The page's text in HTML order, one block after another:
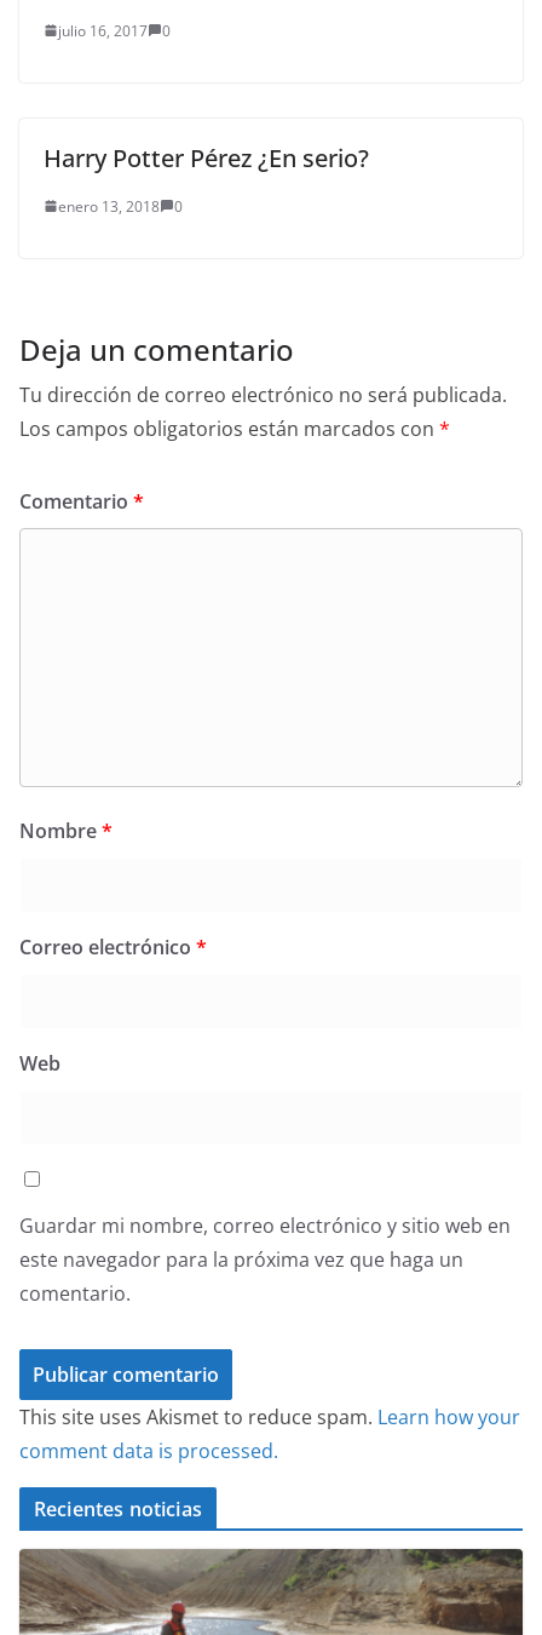
julio 16, 2017 0
Harry Potter Pérez ¿En serio?
enero 13, 2018 0
Deja un comentario
Tu dirección de correo electrónico no será publicada.
Los campos obligatorios están marcados con *
Comentario *
Nombre*
Correo electrónico *
Web
Guardar mi nombre, correo electrónico y sitio web en
este navegador para la próxima vez que haga un
comentario.
This site uses Akismet to reduce spam. Learn how your
comment data is processed.
Recientes noticias